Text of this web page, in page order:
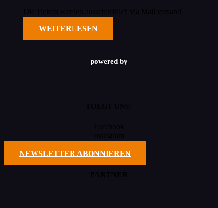
WEITERLESEN
powered by
TikTok
NEWSLETTER ABONNIEREN